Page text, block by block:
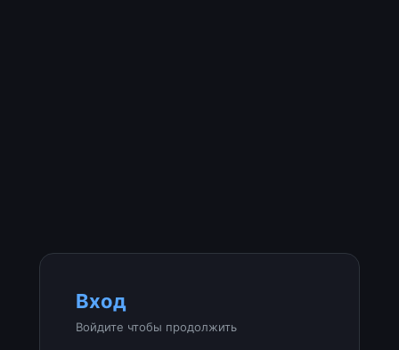
Вход
Войдите чтобы продолжить